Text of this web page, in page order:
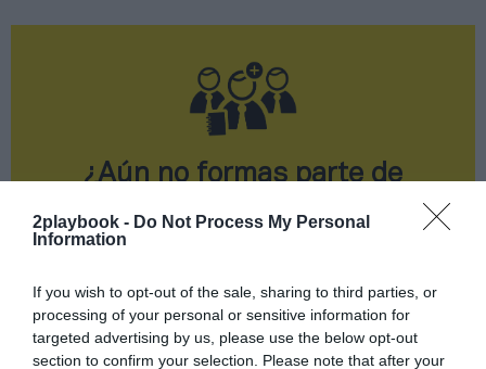
2playbook - Do Not Process My Personal
Information
If you wish to opt-out of the sale, sharing to third parties, or
processing of your personal or sensitive information for
targeted advertising by us, please use the below opt-out
section to confirm your selection. Please note that after your
¿Aún no formas parte de
¡Hazte Socio para acceder a este contenido
¡Suscríbete! Inicia sesión